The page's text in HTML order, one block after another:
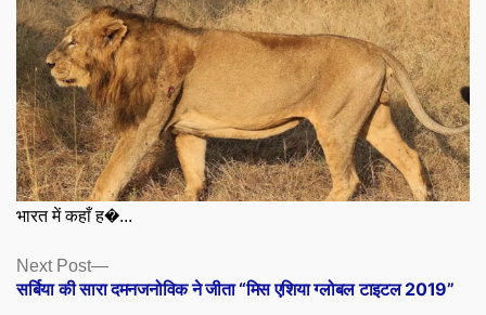
भारत में कहाँ ह�...
Posts
navigation
Next Post
Next
post:
सर्बिया की सारा दमनजनोविक ने जीता “मिस एशिया ग्लोबल टाइटल 2019”